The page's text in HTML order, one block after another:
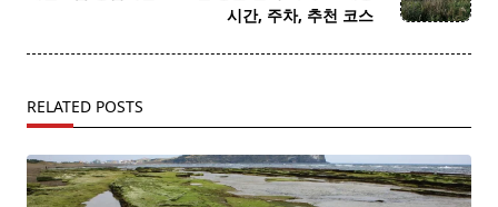
시간, 주차, 추천 코스
RELATED POSTS